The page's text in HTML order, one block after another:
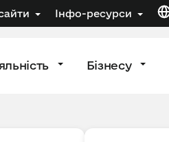
Інфо-ресурси
Бізнесу